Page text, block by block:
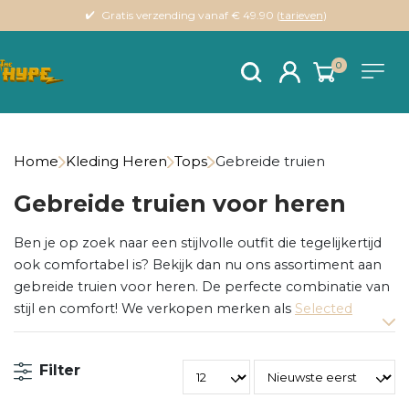
Gratis verzending vanaf € 49.90 (tarieven)
0
Home Kleding Heren Tops Gebreide truien
Gebreide truien voor heren
Ben je op zoek naar een stijlvolle outfit die tegelijkertijd
ook comfortabel is? Bekijk dan nu ons assortiment aan
gebreide truien voor heren. De perfecte combinatie van
stijl en comfort! We verkopen merken als Selected
Homme,Dstrezzed&Circle of Trust.
De gebreide trui: al
Filter